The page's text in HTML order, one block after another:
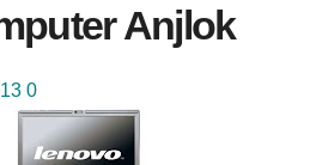
Anjlok
0